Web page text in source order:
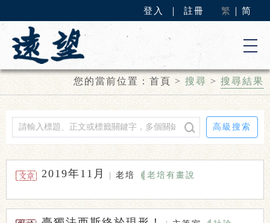
登入 註冊 繁 简
您的當前位置：首頁> 搜尋>搜尋結果
高級搜索
2019年11月 | 老培 老培有畫說